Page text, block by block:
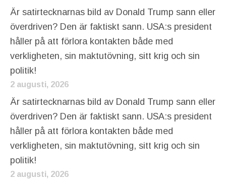
Är satirtecknarnas bild av Donald Trump sann eller
överdriven? Den är faktiskt sann. USA:s president
håller på att förlora kontakten både med
verkligheten, sin maktutövning, sitt krig och sin
politik!
2 augusti, 2026
Är satirtecknarnas bild av Donald Trump sann eller
överdriven? Den är faktiskt sann. USA:s president
håller på att förlora kontakten både med
verkligheten, sin maktutövning, sitt krig och sin
politik!
2 augusti, 2026